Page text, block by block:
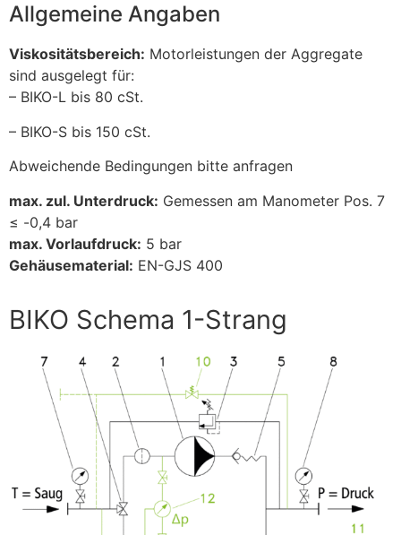
Allgemeine Angaben
Viskositätsbereich: Motorleistungen der Aggregate
sind ausgelegt für:
– BIKO-L bis 80 cSt.
– BIKO-S bis 150 cSt.
Abweichende Bedingungen bitte anfragen
max. zul. Unterdruck: Gemessen am Manometer Pos. 7
≤ -0,4 bar
max. Vorlaufdruck: 5 bar
Gehäusematerial: EN-GJS 400
BIKO Schema 1-Strang